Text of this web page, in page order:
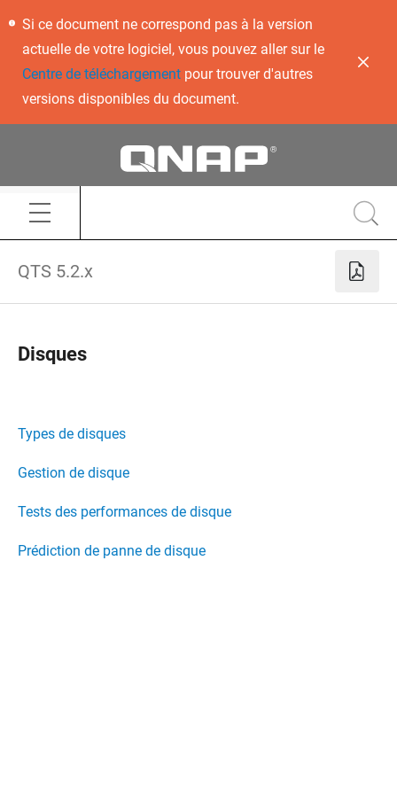
Si ce document ne correspond pas à la version
actuelle de votre logiciel, vous pouvez aller sur le
Centre de téléchargementpour trouver d'autres
versions disponibles du document.
QTS 5.2.x
Disques
Types de disques
Gestion de disque
Tests des performances de disque
Prédiction de panne de disque